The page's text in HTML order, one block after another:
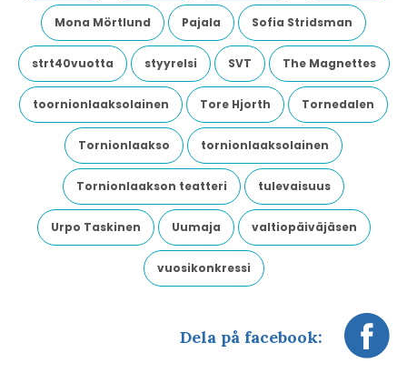
Mona Mörtlund Pajala Sofia Stridsman
strt40vuotta styyrelsi SVT The Magnettes
toornionlaaksolainen Tore Hjorth Tornedalen
Tornionlaakso tornionlaaksolainen
Tornionlaakson teatteri tulevaisuus
Urpo Taskinen Uumaja valtiopäiväjäsen
vuosikonkressi
Dela på facebook: